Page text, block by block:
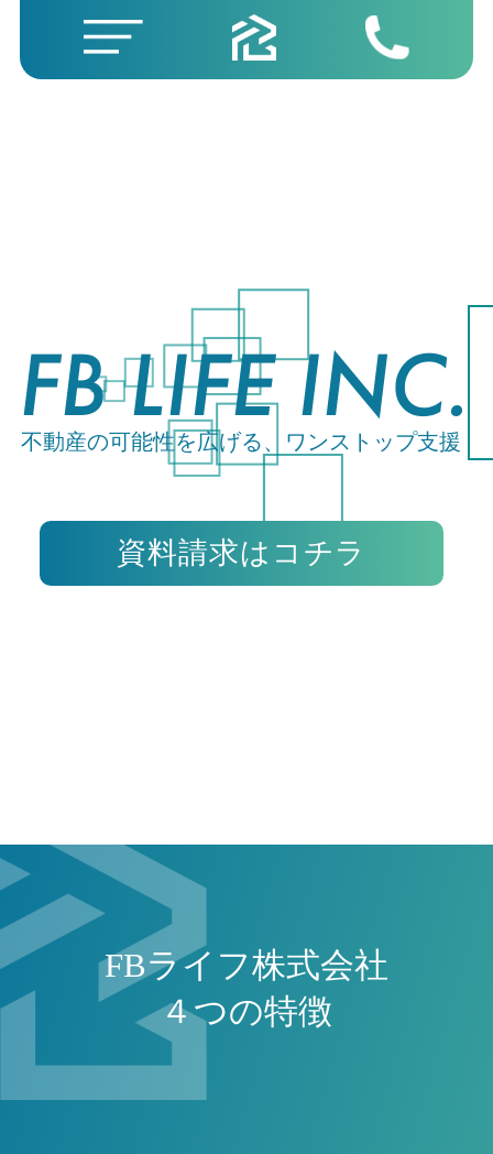
FB LIFE INC.
不動産の可能性を広げる、ワンストップ支援
資料請求はコチラ
FBライフ株式会社
４つの特徴